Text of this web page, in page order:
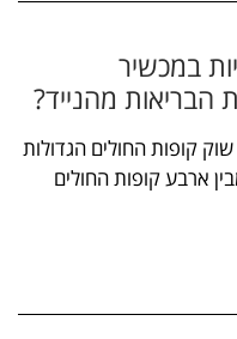
במכשיר
הבריאות מהנייד?
קופות החולים הגדולות
ארבע קופות החולים